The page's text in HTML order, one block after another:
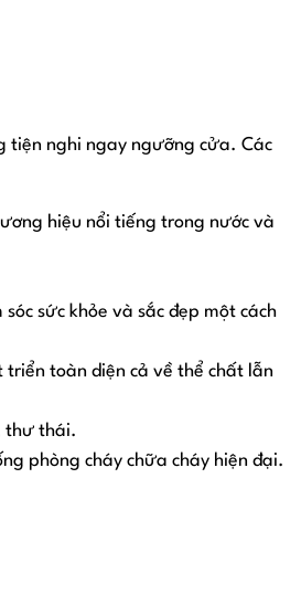
tiện nghi ngay ngưỡng cửa. Các
hiệu nổi tiếng trong nước và
sức khỏe và sắc đẹp một cách
toàn diện cả về thể chất lẫn
thư thái.
phòng cháy chữa cháy hiện đại.